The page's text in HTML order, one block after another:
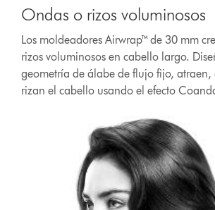
Ondas o rizos voluminosos
Los moldeadores Airwrap™ de 30 mm
rizos voluminosos en cabello largo.
geometría de álabe de flujo fijo, atraen,
rizan el cabello usando el efecto